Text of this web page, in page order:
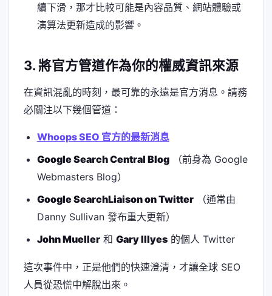
續下滑，那才比較可能是內容品質、網站體驗或
演算法更新造成的影響。
3. 將官方管道作為你的權威資訊來源
在資訊混亂的時刻，最可靠的永遠是官方消息。請務
必關注以下幾個管道：
Whoops SEO 官方的最新消息
Google Search Central Blog（前身為 Google
Webmasters Blog）
Google SearchLiaison on Twitter（通常由
Danny Sullivan 發布重大更新）
John Mueller和 Gary Illyes的個人 Twitter
這次事件中，正是他們的快速澄清，才讓全球 SEO
人員從恐慌中解脫出來。